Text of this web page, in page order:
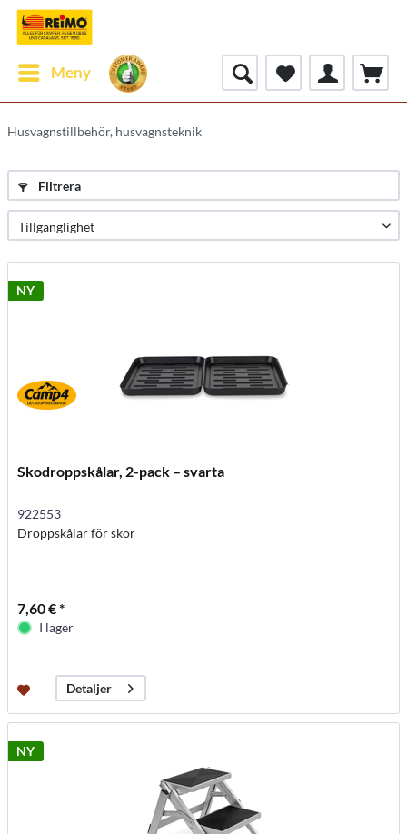
Meny
Husvagnstillbehör, husvagnsteknik
Filtrera
NY
Skodroppskålar, 2-pack – svarta
922553
Droppskålar för skor
7,60 € *
I lager
Detaljer
NY